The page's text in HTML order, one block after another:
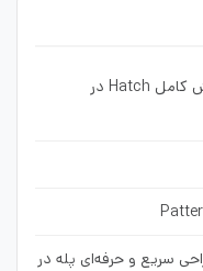
صفر تا صد تنظیمات هچ در اتوکد | آموزش کامل Hatch در
سریع و حرفه‌ای پله در